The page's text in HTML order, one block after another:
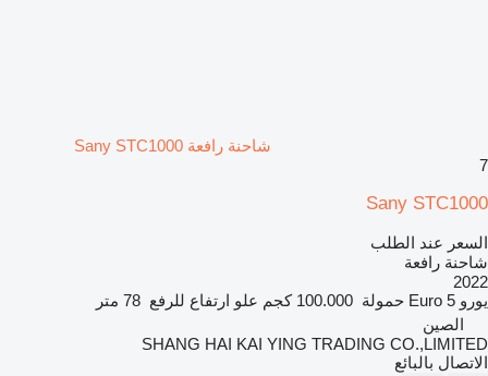
شاحنة رافعة Sany STC1000
7
Sany STC1000
السعر عند الطلب
شاحنة رافعة
2022
يورو Euro 5 حمولة 100.000 كجم علو ارتفاع للرفع 78 متر
الصين
SHANG HAI KAI YING TRADING CO.,LIMITED
الاتصال بالبائع